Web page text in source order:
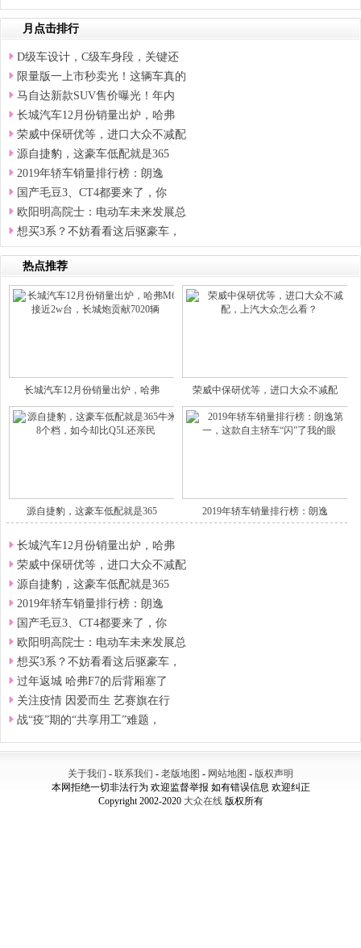
月点击排行
D级车设计，C级车身段，关键还
限量版一上市秒卖光！这辆车真的
马自达新款SUV售价曝光！年内
长城汽车12月份销量出炉，哈弗
荣威中保研优等，进口大众不减配
源自捷豹，这豪车低配就是365
2019年轿车销量排行榜：朗逸
国产毛豆3、CT4都要来了，你
欧阳明高院士：电动车未来发展总
想买3系？不妨看看这后驱豪车，
热点推荐
长城汽车12月份销量出炉，哈弗 荣威中保研优等，进口大众不减配
源自捷豹，这豪车低配就是365 2019年轿车销量排行榜：朗逸
长城汽车12月份销量出炉，哈弗
荣威中保研优等，进口大众不减配
源自捷豹，这豪车低配就是365
2019年轿车销量排行榜：朗逸
国产毛豆3、CT4都要来了，你
欧阳明高院士：电动车未来发展总
想买3系？不妨看看这后驱豪车，
过年返城 哈弗F7的后背厢塞了
关注疫情 因爱而生 艺赛旗在行
战“疫”期的“共享用工”难题，
关于我们 - 联系我们 - 老版地图 - 网站地图 - 版权声明
本网拒绝一切非法行为 欢迎监督举报 如有错误信息 欢迎纠正
Copyright 2002-2020 大众在线版权所有